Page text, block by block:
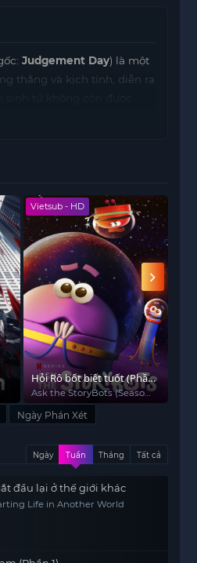
Judgement Day) là một
thẳng và kịch tính, diễn ra
mà là do chính con
những mối đe dọa từ
thế giới khác, nơi mà
mặt với một “Ngày Phán
định sự sống và cái chết
người đều phải trải qua
cùng, và chỉ những ai vượt
sót.Akiraphải tìm cách
nghiệt này, đồng thời đối
nguy hiểm và những âm
càng tìm hiểu về “Ngày
ra rằng mọi thứ không
ngoài, và những bí mật ẩn
xét này có thể thay đổi toàn
chỉ là câu chuyện về chiến
khai thác những quyết
nhân vật phải đưa ra, tình
sự hy sinh. Bộ anime này
Vietsub - HD
Hỏi Rô bốt biết tuốt (Phần
3)
Ask the StoryBots (Season
3)
Ngày Phán Xét
Ngày Tuần Tháng Tất cả
đầu lại ở thế giới khác
Life in Another World